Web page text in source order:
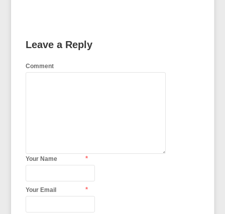
Leave a Reply
Comment
Your Name *
Your Email *